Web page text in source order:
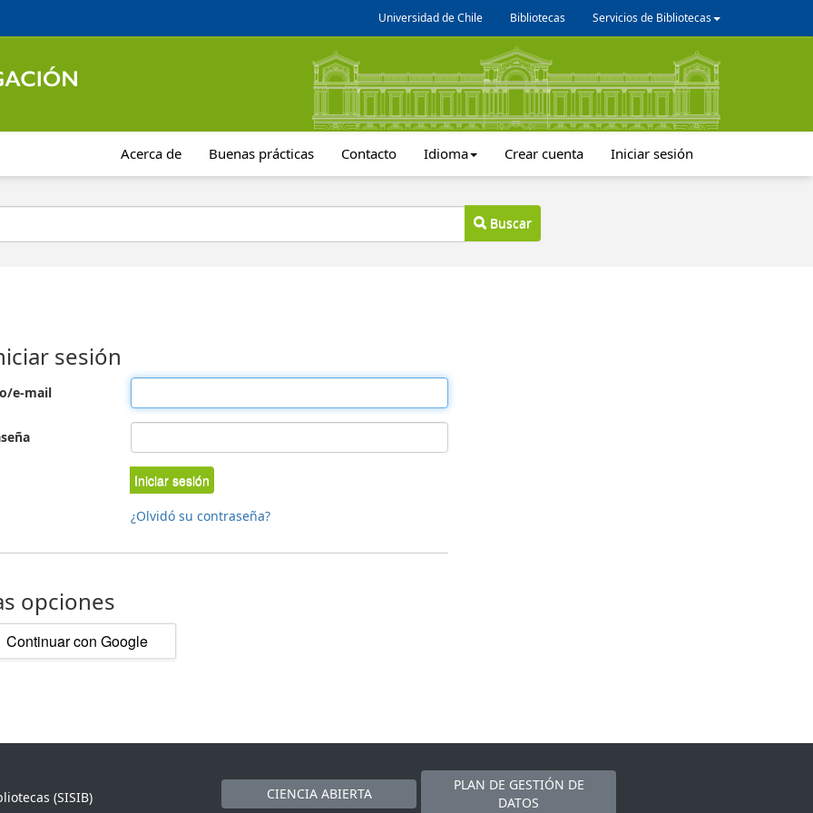
Universidad de Chile Bibliotecas Servicios de Bibliotecas
Acerca de Buenas prácticas Contacto Idioma Crear cuenta Iniciar sesión
Buscar
sesión
e-mail
Iniciar sesión
¿Olvidó su contraseña?
opciones
Continuar con Google
(SISIB)
CIENCIA ABIERTA
PLAN DE GESTIÓN DE
DATOS